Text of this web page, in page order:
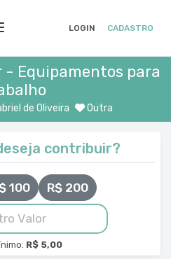
LOGIN CADASTRO
- Equipamentos para
de Oliveira Outra
contribuir?
100 R$ 200
R$ 5,00